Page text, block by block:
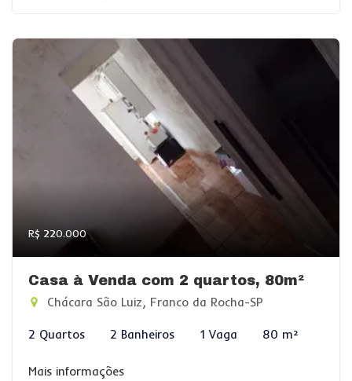
R$ 220.000
Casa à Venda com 2 quartos, 80m²
Chácara São Luiz, Franco da Rocha-SP
2 Quartos 2 Banheiros 1 Vaga 80 m²
Mais informações